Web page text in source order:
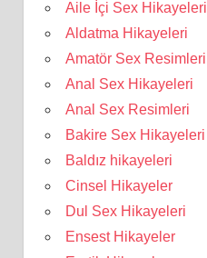
Aile İçi Sex Hikayeleri
Aldatma Hikayeleri
Amatör Sex Resimleri
Anal Sex Hikayeleri
Anal Sex Resimleri
Bakire Sex Hikayeleri
Baldız hikayeleri
Cinsel Hikayeler
Dul Sex Hikayeleri
Ensest Hikayeler